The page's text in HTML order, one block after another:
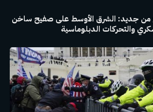
من جديد: الشرق الأوسط على صفيح ساخن
والتحركات الدبلوماسية